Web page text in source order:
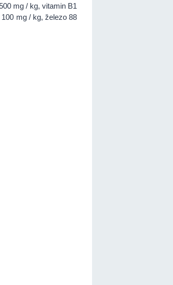
mg / kg, vitamin B1
mg / kg, železo 88